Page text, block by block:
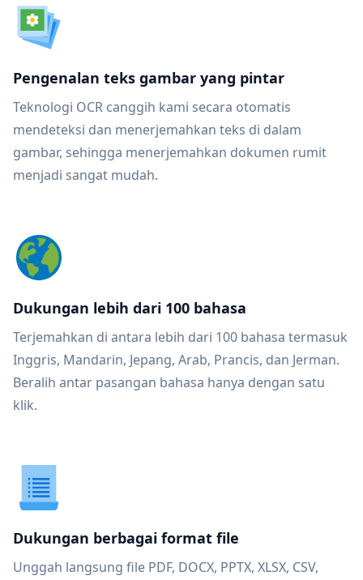
Pengenalan teks gambar yang pintar
Teknologi OCR canggih kami secara otomatis
mendeteksi dan menerjemahkan teks di dalam
gambar, sehingga menerjemahkan dokumen rumit
menjadi sangat mudah.
Dukungan lebih dari 100 bahasa
Terjemahkan di antara lebih dari 100 bahasa termasuk
Inggris, Mandarin, Jepang, Arab, Prancis, dan Jerman.
Beralih antar pasangan bahasa hanya dengan satu
klik.
Dukungan berbagai format file
Unggah langsung file PDF, DOCX, PPTX, XLSX, CSV,